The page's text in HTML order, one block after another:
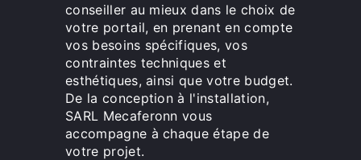
conseiller au mieux dans le choix de
votre portail, en prenant en compte
vos besoins spécifiques, vos
contraintes techniques et
esthétiques, ainsi que votre budget.
De la conception à l'installation,
SARL Mecaferonn vous
accompagne à chaque étape de
votre projet.